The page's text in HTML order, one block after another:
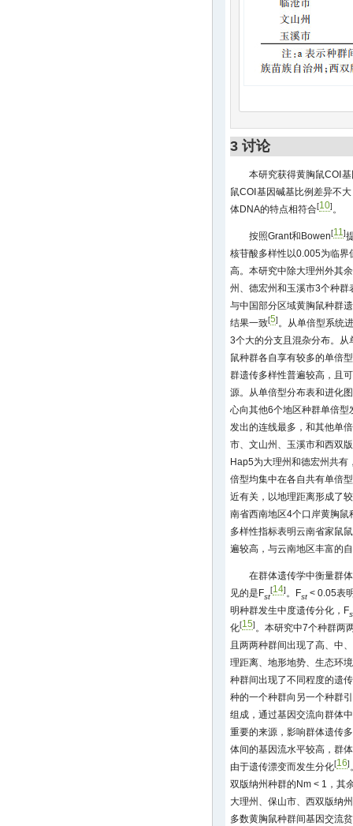
3 讨论
本研究获得黄胸鼠COⅠ
鼠COⅠ基因碱基比例差异不
体DNA的特点相符合[10]。
按照Grant和Bowen[11]
核苷酸多样性以0.005为临界
高。本研究中除大理州外其
州、德宏州和玉溪市3个种
与中国部分区域黄胸鼠种群
结果一致[5]。从单倍型系统
3个大的分支且混杂分布。
鼠种群各自享有较多的单倍
群遗传多样性普遍较高，且
源。从单倍型分布表和进化
心向其他6个地区种群单倍
发出的连线最多，和其他单
市、文山州、玉溪市和西双
Hap5为大理州和德宏州共
倍型均集中在各自共有单倍
近有关，以地理距离形成了
南省西南地区4个口岸黄胸
多样性指标表明云南省家鼠
遍较高，与云南地区丰富的
在群体遗传学中衡量群
见的是Fst
[14]。Fst < 0.05表
明种群发生中度遗传分化，F
化[15]。本研究中7个种群两
且两两种群间出现了高、中
理距离、地形地势、生态环
种群间出现了不同程度的遗
种的一个种群向另一个种群
组成，通过基因交流向群体
重要的来源，影响群体遗传
体间的基因流水平较高，群
由于遗传漂变而发生分化[16]
双版纳州种群的Nm < 1，其
大理州、保山市、西双版纳
多数黄胸鼠种群间基因交流